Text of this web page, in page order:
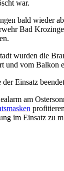
war.
bald wieder
Bad
wurden die
und vom Balkon
Einsatz
am
im Einsatz zu